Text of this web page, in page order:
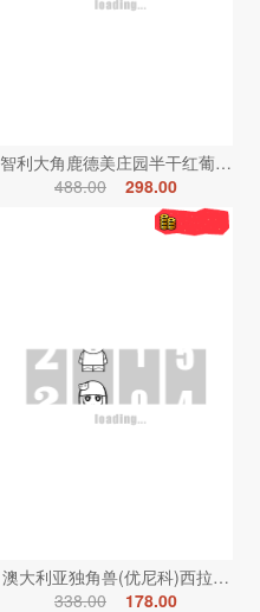
智利大角鹿德美庄园半干红葡萄酒
488.00
298.00
澳大利亚独角兽(优尼科)西拉红葡
338.00
178.00